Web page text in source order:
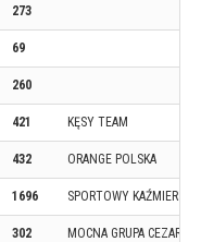
273
69
260
421 KĘSY TEAM
432 ORANGE POLSKA
1696 SPORTOWY KAŹMIERZ
302 MOCNA GRUPA CEZARA